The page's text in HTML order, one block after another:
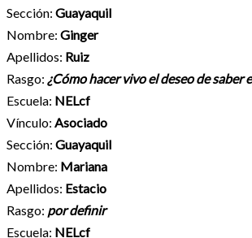
Sección: Guayaquil
Nombre: Ginger
Apellidos: Ruiz
Rasgo: ¿Cómo hacer vivo el deseo de
Escuela: NELcf
Vínculo: Asociado
Sección: Guayaquil
Nombre: Mariana
Apellidos: Estacio
Rasgo: por definir
Escuela: NELcf